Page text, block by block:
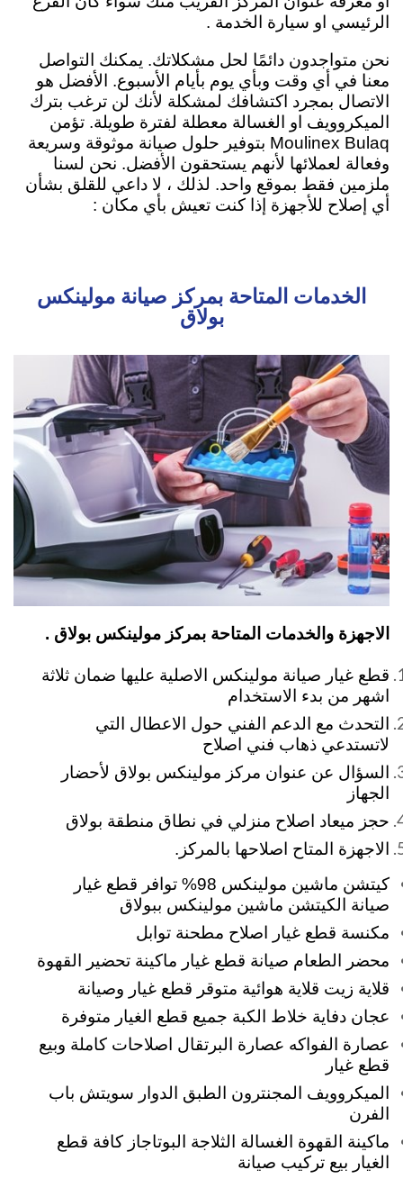
الرئيسي او سيارة الخدمة .
نحن متواجدون دائمًا لحل مشكلاتك. يمكنك التواصل
معنا في أي وقت وبأي يوم بأيام الأسبوع. الأفضل هو
الاتصال بمجرد اكتشافك لمشكلة لأنك لن ترغب بترك
الميكروويف او الغسالة معطلة لفترة طويلة. تؤمن
Moulinex Bulaq بتوفير حلول صيانة موثوقة وسريعة
وفعالة لعملائها لأنهم يستحقون الأفضل. نحن لسنا
ملزمين فقط بموقع واحد. لذلك ، لا داعي للقلق بشأن
أي إصلاح للأجهزة إذا كنت تعيش بأي مكان :
الخدمات المتاحة بمركز صيانة مولينكس
بولاق
الاجهزة والخدمات المتاحة بمركز مولينكس بولاق .
قطع غيار صيانة مولينكس الاصلية عليها ضمان ثلاثة
اشهر من بدء الاستخدام
التحدث مع الدعم الفني حول الاعطال التي
لاتستدعي ذهاب فني اصلاح
السؤال عن عنوان مركز مولينكس بولاق لأحضار
الجهاز
حجز ميعاد اصلاح منزلي في نطاق منطقة بولاق
الاجهزة المتاح اصلاحها بالمركز.
كيتشن ماشين مولينكس 98% توافر قطع غيار
صيانة الكيتشن ماشين مولينكس ببولاق
مكنسة قطع غيار اصلاح مطحنة توابل
محضر الطعام صيانة قطع غيار ماكينة تحضير القهوة
قلاية زيت قلاية هوائية متوقر قطع غيار وصيانة
عجان دفاية خلاط الكبة جميع قطع الغيار متوفرة
عصارة الفواكه عصارة البرتقال اصلاحات كاملة وبيع
قطع غيار
الميكروويف المجنترون الطبق الدوار سويتش باب
الفرن
ماكينة القهوة الغسالة الثلاجة البوتاجاز كافة قطع
الغيار بيع تركيب صيانة